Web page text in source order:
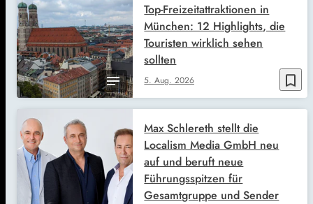
bookmark_border
5. Aug. 2026
Top-Freizeitattraktionen in
München: 12 Highlights, die
Touristen wirklich sehen
sollten
Max Schlereth stellt die
Localism Media GmbH neu
auf und beruft neue
Führungsspitzen für
Gesamtgruppe und Sender